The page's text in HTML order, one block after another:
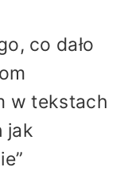
co dało
w tekstach
jak